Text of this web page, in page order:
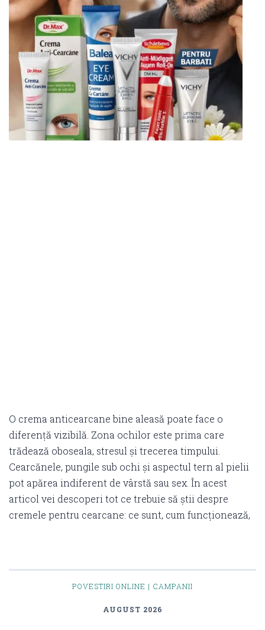
O crema anticearcane bine aleasă poate face o
diferență vizibilă. Zona ochilor este prima care
trădează oboseala, stresul și trecerea timpului.
Cearcănele, pungile sub ochi și aspectul tern al pielii
pot apărea indiferent de vârstă sau sex. În acest
articol vei descoperi tot ce trebuie să știi despre
cremele pentru cearcane: ce sunt, cum funcționează,
POVESTIRI ONLINE | CAMPANII
AUGUST 2026